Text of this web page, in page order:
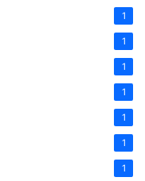
1
1
1
1
1
1
1